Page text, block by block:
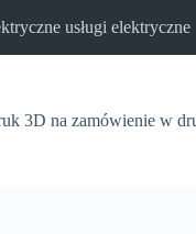
usługi elektryczne
3D na zamówienie w